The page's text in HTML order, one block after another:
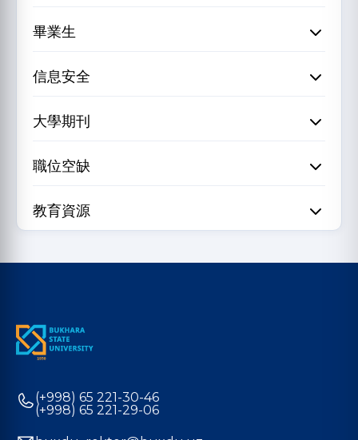
畢業生
信息安全
大學期刊
職位空缺
教育資源
(+998) 65 221-30-46
(+998) 65 221-29-06